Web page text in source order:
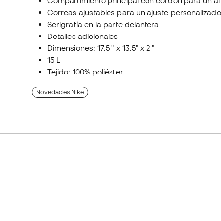
Correas ajustables para un ajuste personalizado
Serigrafía en la parte delantera
Detalles adicionales
Dimensiones: 17.5 " x 13.5" x 2 "
15 L
Tejido: 100% poliéster
Novedades Nike